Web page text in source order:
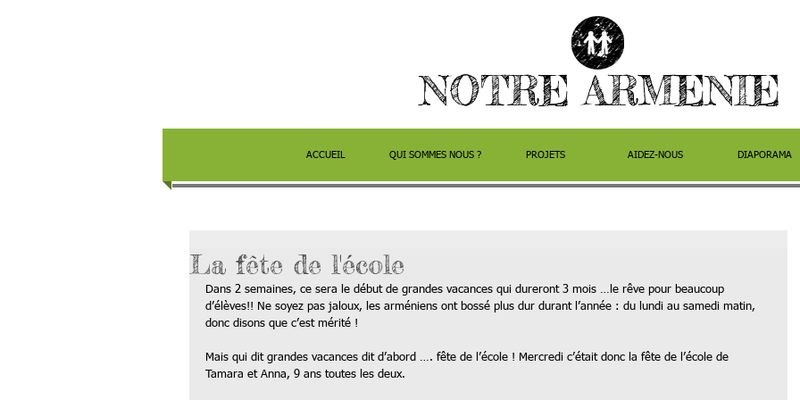
NOTRE ARMENIE
ACCUEIL QUI SOMMES NOUS ? PROJETS AIDEZ-NOUS DIAPORAMA
La fête de l'école
Dans 2 semaines, ce sera le début de grandes vacances qui dureront 3 mois …le rêve pour beaucoup
d’élèves!! Ne soyez pas jaloux, les arméniens ont bossé plus dur durant l’année : du lundi au samedi matin,
donc disons que c’est mérité !
Mais qui dit grandes vacances dit d’abord …. fête de l’école ! Mercredi c’était donc la fête de l’école de
Tamara et Anna, 9 ans toutes les deux.